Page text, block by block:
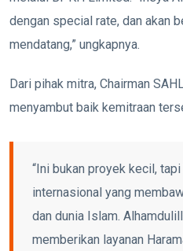
dengan special rate, dan akan
mendatang,” ungkapnya.
Dari pihak mitra, Chairman
menyambut baik kemitraan
“Ini bukan proyek kecil,
internasional yang
dan dunia Islam.
memberikan layanan